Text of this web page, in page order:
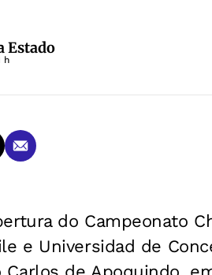
Estado
h
do Campeonato
e Universidad de